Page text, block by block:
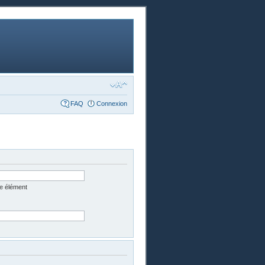
FAQ Connexion
élément